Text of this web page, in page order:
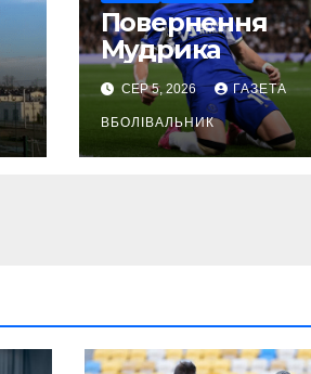
Повернення
Мудрика
СЕР 5, 2026 ГАЗЕТА
ВБОЛІВАЛЬНИК